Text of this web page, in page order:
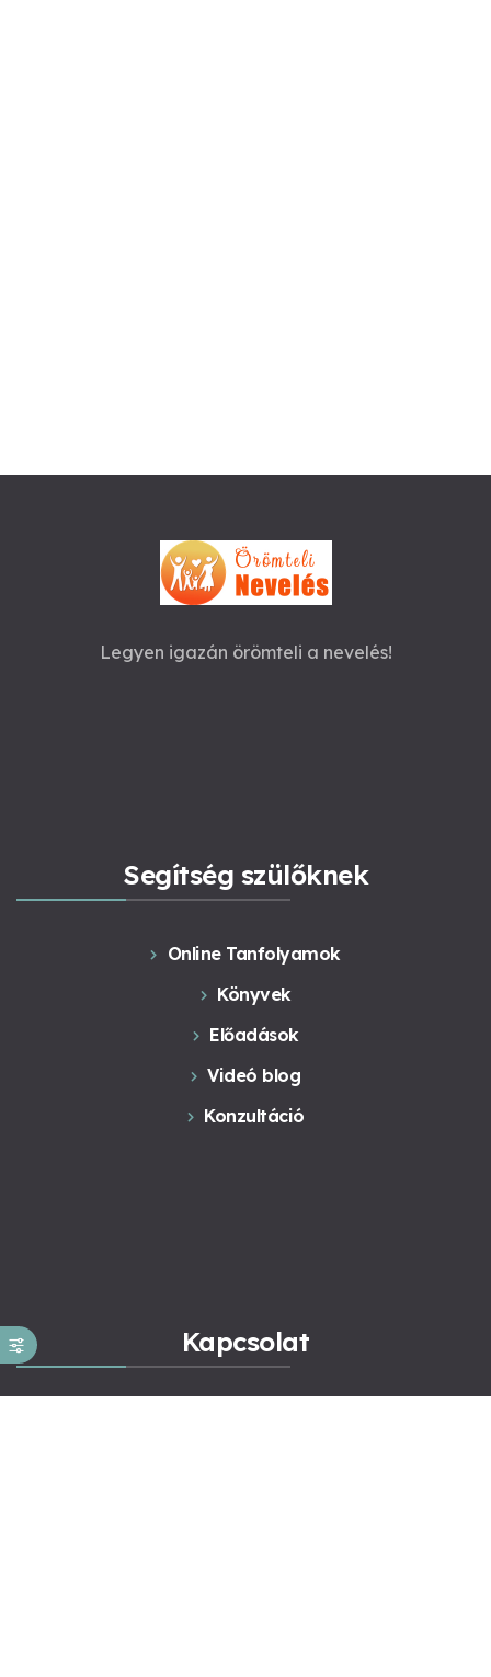
Legyen igazán örömteli a nevelés!
Segítség szülőknek
Online Tanfolyamok
Könyvek
Előadások
Videó blog
Konzultáció
Kapcsolat